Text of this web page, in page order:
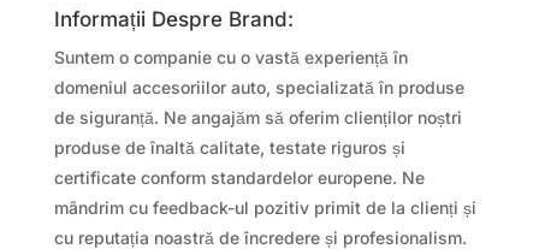
Informații Despre Brand:
Suntem o companie cu o vastă experiență în
domeniul accesoriilor auto, specializată în produse
de siguranță. Ne angajăm să oferim clienților noștri
produse de înaltă calitate, testate riguros și
certificate conform standardelor europene. Ne
mândrim cu feedback-ul pozitiv primit de la clienți și
cu reputația noastră de încredere și profesionalism.